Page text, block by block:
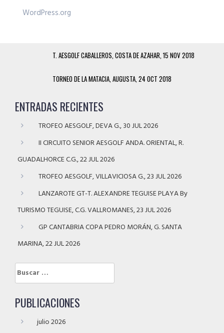
WordPress.org
T. AESGOLF CABALLEROS, COSTA DE AZAHAR, 15 NOV 2018
TORNEO DE LA MATACIA, AUGUSTA, 24 OCT 2018
ENTRADAS RECIENTES
TROFEO AESGOLF, DEVA G., 30 JUL 2026
II CIRCUITO SENIOR AESGOLF ANDA. ORIENTAL, R.
GUADALHORCE C.G., 22 JUL 2026
TROFEO AESGOLF, VILLAVICIOSA G., 23 JUL 2026
LANZAROTE GT-T. ALEXANDRE TEGUISE PLAYA By
TURISMO TEGUISE, C.G. VALLROMANES, 23 JUL 2026
GP CANTABRIA COPA PEDRO MORÁN, G. SANTA
MARINA, 22 JUL 2026
Buscar:
PUBLICACIONES
julio 2026